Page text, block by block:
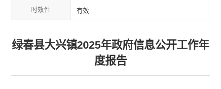
时效性 有效
绿春县大兴镇2025年政府信息公开工作年
度报告